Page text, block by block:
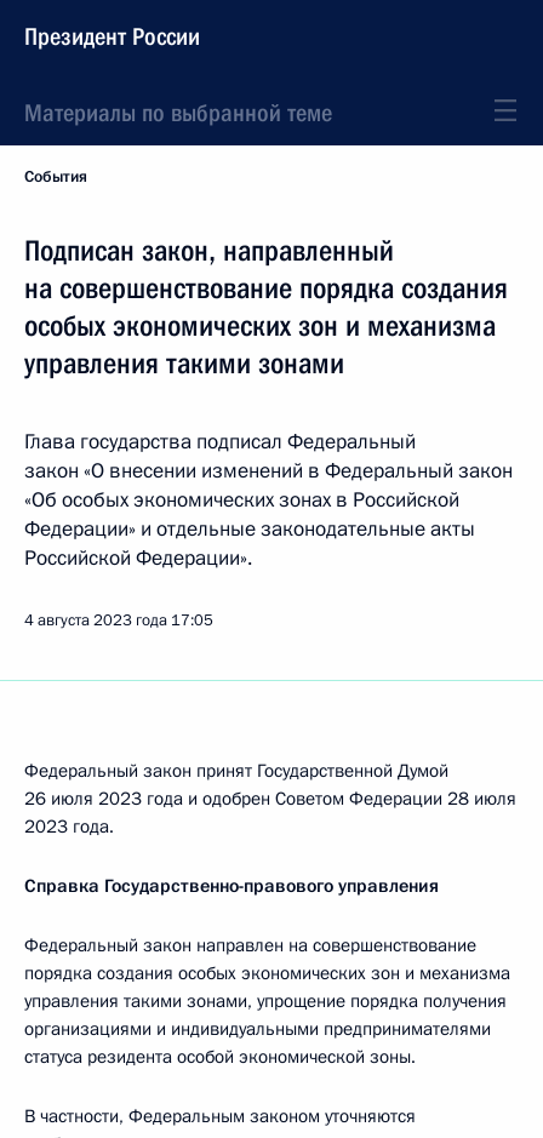
Президент России
Материалы по выбранной теме
События
Подписан закон, направленный
на совершенствование порядка создания
особых экономических зон и механизма
управления такими зонами
Глава государства подписал Федеральный
закон «О внесении изменений в Федеральный закон
«Об особых экономических зонах в Российской
Федерации» и отдельные законодательные акты
Российской Федерации».
4 августа 2023 года 17:05
Федеральный закон принят Государственной Думой
26 июля 2023 года и одобрен Советом Федерации 28 июля
2023 года.
Справка Государственно-правового управления
Федеральный закон направлен на совершенствование
порядка создания особых экономических зон и механизма
управления такими зонами, упрощение порядка получения
организациями и индивидуальными предпринимателями
статуса резидента особой экономической зоны.
В частности, Федеральным законом уточняются